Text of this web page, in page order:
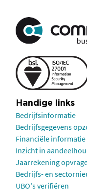
Handige links
Bedrijfsinformatie
Bedrijfsgegevens
Financiële
Inzicht in
Jaarrekening
Bedrijfs- en
UBO's verifiëren